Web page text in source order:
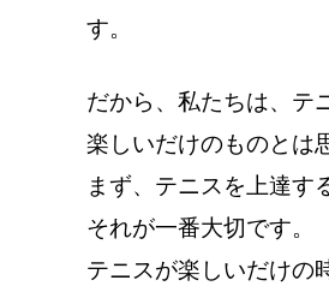
す。
だから、私たちは、テ
楽しいだけのものとは
まず、テニスを上達す
それが一番大切です。
テニスが楽しいだけの